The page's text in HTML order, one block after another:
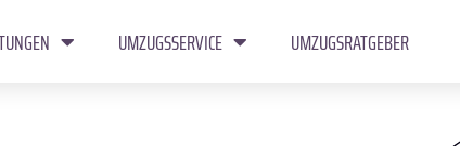
UMZUGSSERVICE UMZUGSRATGEBER